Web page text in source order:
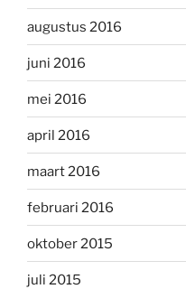
augustus 2016
juni 2016
mei 2016
april 2016
maart 2016
februari 2016
oktober 2015
juli 2015